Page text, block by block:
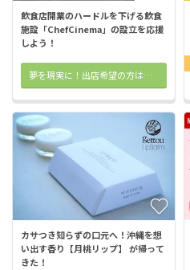
飲食店開業のハードルを下げる飲食
施設「ChefCinema」の設立を応援
しよう！
夢を現実に！出店希望の方はこちら
カサつき知らずの口元へ！沖縄を想
い出す香り【月桃リップ】 が帰って
きた！